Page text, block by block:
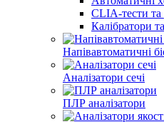
CLIA-тести та
Калібратори
Напівавтоматичні
Аналізатори сечі
ПЛР аналізатори